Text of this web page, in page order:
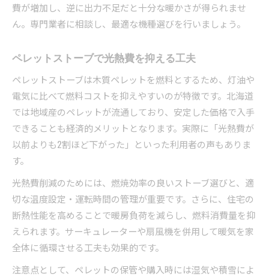
費が増加し、逆に出力不足だと十分な暖かさが得られませ
ん。専門業者に相談し、最適な機種選びを行いましょう。
ペレットストーブで光熱費を抑える工夫
ペレットストーブは木質ペレットを燃料とするため、灯油や
電気に比べて燃料コストを抑えやすいのが特徴です。北海道
では地域産のペレットが流通しており、安定した価格で入手
できることも経済的メリットとなります。実際に「光熱費が
以前よりも2割ほど下がった」といった利用者の声もありま
す。
光熱費削減のためには、燃焼効率の良いストーブ選びと、適
切な温度設定・運転時間の管理が重要です。さらに、住宅の
断熱性能を高めることで暖房負荷を減らし、燃料消費量を抑
えられます。サーキュレーターや扇風機を併用して暖気を家
全体に循環させる工夫も効果的です。
注意点として、ペレットの保管や購入時には湿気や積雪によ